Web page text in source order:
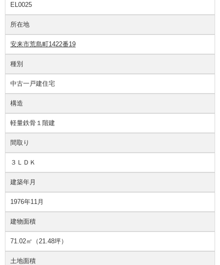
EL0025
所在地
安来市荒島町1422番19
種別
中古一戸建住宅
構造
軽量鉄骨１階建
間取り
３ＬＤＫ
建築年月
1976年11月
建物面積
71.02㎡（21.48坪）
土地面積